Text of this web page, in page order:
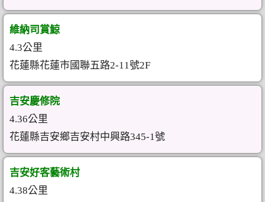
維納司賞鯨
4.3公里
花蓮縣花蓮市國聯五路2-11號2F
吉安慶修院
4.36公里
花蓮縣吉安鄉吉安村中興路345-1號
吉安好客藝術村
4.38公里